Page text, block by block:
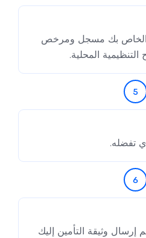
الخاص بك مسجل ومرخص
التنظيمية المحلية.
5
تفضله.
6
إرسال وثيقة التأمين إليك